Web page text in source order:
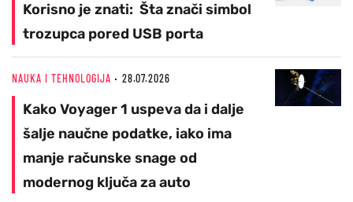
Korisno je znati: Šta znači simbol
trozupca pored USB porta
NAUKA I TEHNOLOGIJA 28.07.2026
Kako Voyager 1 uspeva da i dalje
šalje naučne podatke, iako ima
manje računske snage od
modernog ključa za auto